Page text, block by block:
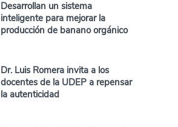
Desarrollan un sistema
inteligente para mejorar la
producción de banano orgánico
Dr. Luis Romera invita a los
docentes de la UDEP a repensar
la autenticidad